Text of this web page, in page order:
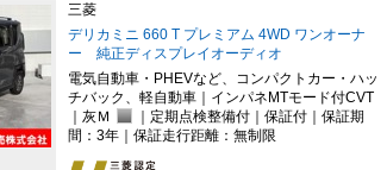
三菱
デリカミニ 660 T プレミアム 4WD ワンオーナ
ー 純正ディスプレイオーディオ
電気自動車・PHEVなど、コンパクトカー・ハッ
チバック、軽自動車｜インパネMTモード付CVT
｜灰Ｍ
｜定期点検整備付｜保証付｜保証期
間：3年｜保証走行距離：無制限